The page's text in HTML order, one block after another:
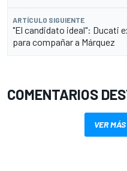
ARTÍCULO SIGUIENTE
"El candidato ideal": Ducati
para compañar a Márquez
COMENTARIOS
VER